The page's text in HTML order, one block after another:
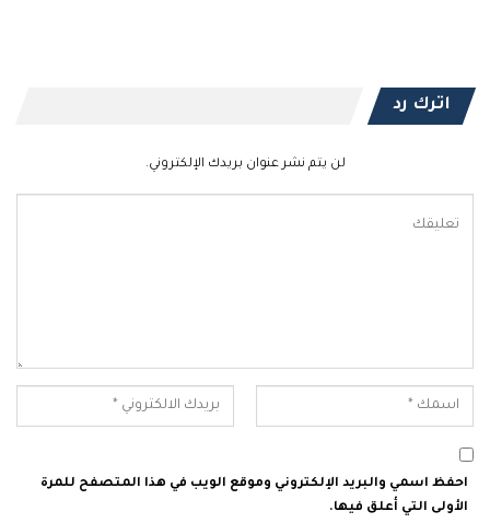
اترك رد
لن يتم نشر عنوان بريدك الإلكتروني.
احفظ اسمي والبريد الإلكتروني وموقع الويب في هذا المتصفح للمرة
الأولى التي أعلق فيها.